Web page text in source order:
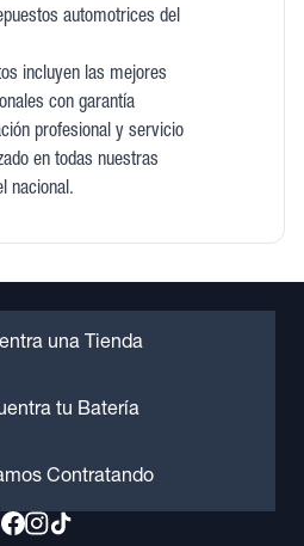
automotrices del
incluyen las mejores
con garantía
profesional y servicio
en todas nuestras
nacional.
una Tienda
tu Batería
Contratando